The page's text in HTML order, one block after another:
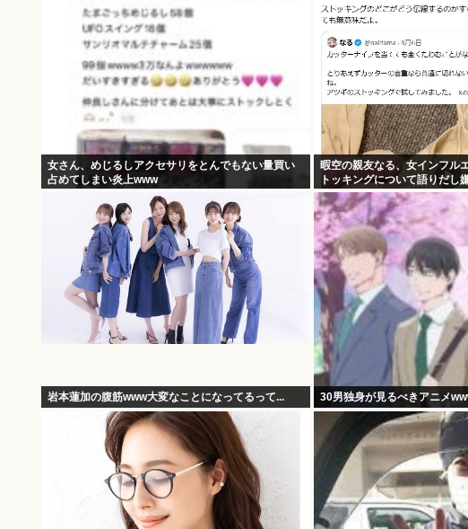
女さん、めじるしアクセサリをとんでもない量買い
占めてしまい炎上www
暇空の親友なる、女インフル
トッキングについて語りだし
つける
岩本蓮加の腹筋www大変なことになってるって... 30男独身が見るべきアニメ